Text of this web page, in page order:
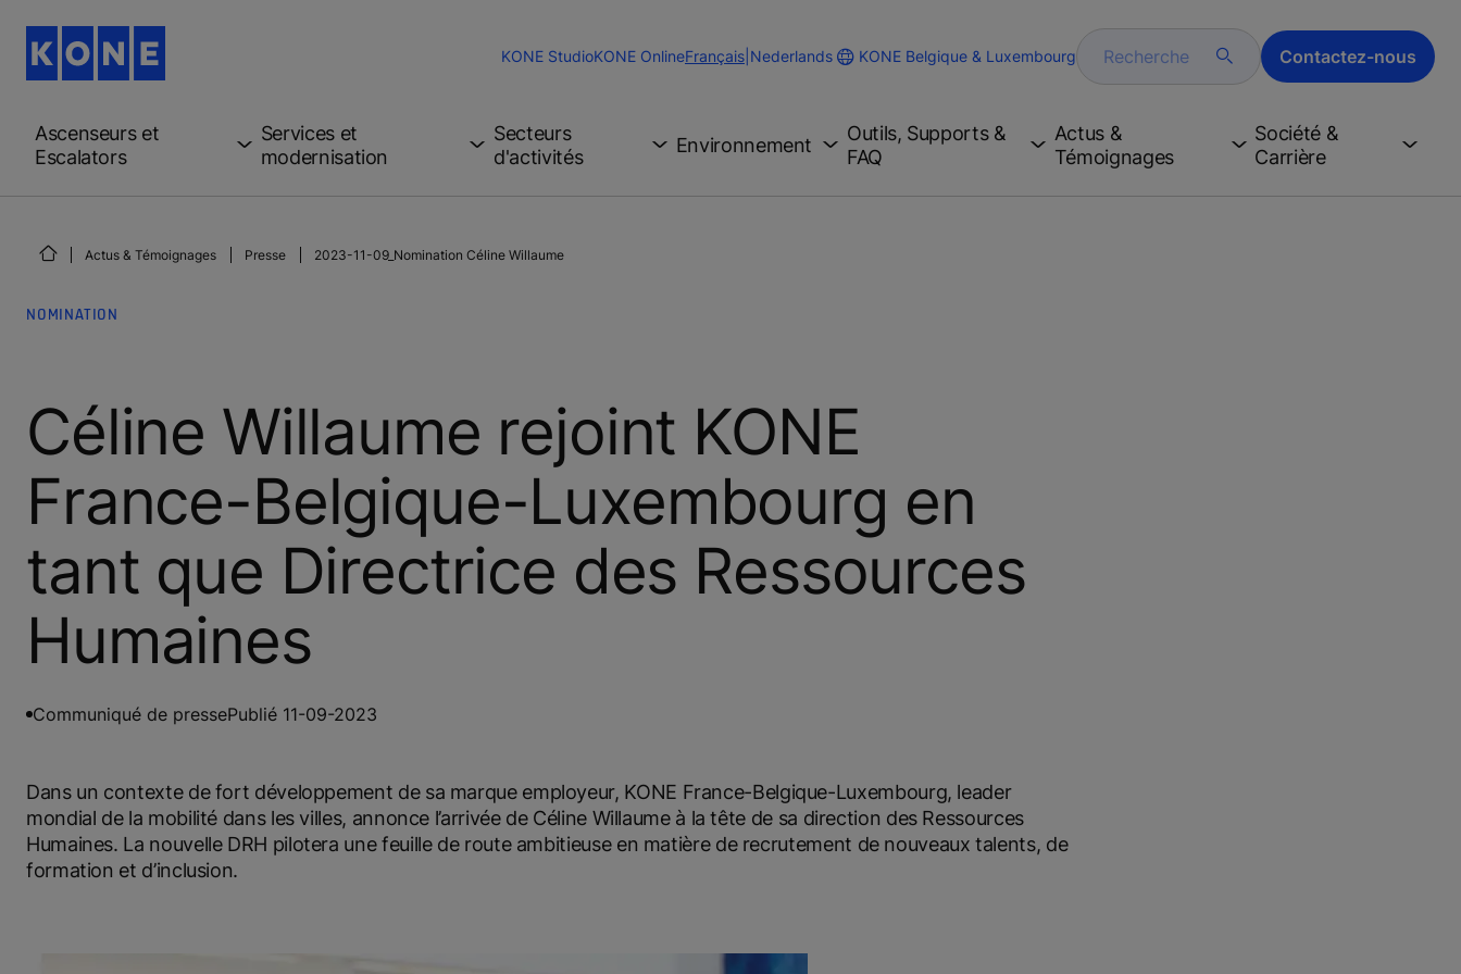
KONE StudioKONE OnlineChange
Français Nederlands KONE Belgique & Luxembourg Recherche Contactez-nous
Ascenseurs et
Escalators
Services et
modernisation
Secteurs
d'activités
Environnement
Outils, Supports &
FAQ
Actus &
Témoignages
Société &
Carrière
Actus & Témoignages Presse 2023-11-09_Nomination Céline Willaume
NOMINATION
Céline Willaume rejoint KONE
France-Belgique-Luxembourg en
tant que Directrice des Ressources
Humaines
Communiqué de pressePublié 11-09-2023
Dans un contexte de fort développement de sa marque employeur, KONE France-Belgique-Luxembourg, leader
mondial de la mobilité dans les villes, annonce l’arrivée de Céline Willaume à la tête de sa direction des Ressources
Humaines. La nouvelle DRH pilotera une feuille de route ambitieuse en matière de recrutement de nouveaux talents, de
formation et d’inclusion.